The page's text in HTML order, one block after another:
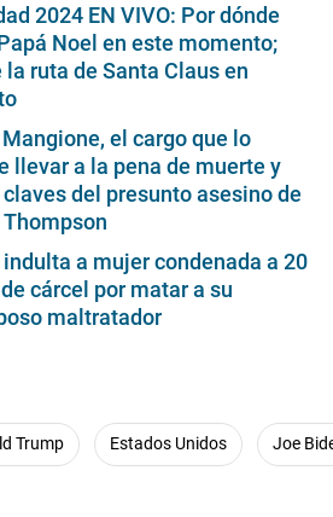
2024 EN VIVO: Por dónde
Noel en este momento;
la ruta de Santa Claus en
el cargo que lo
llevar a la pena de muerte y
del presunto asesino de
Thompson
indulta a mujer condenada a 20
cárcel por matar a su
maltratador
Trump Estados Unidos Joe